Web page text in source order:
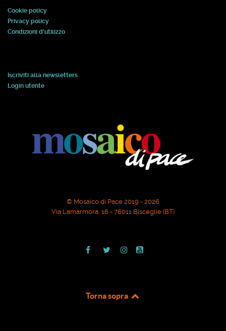
Cookie policy
Privacy policy
Condizioni d'utilizzo
Iscriviti alla newsletters
Login utente
© Mosaico di Pace 2019 - 2026
Via Lamarmora, 16 - 76011 Bisceglie (BT)
Torna sopra